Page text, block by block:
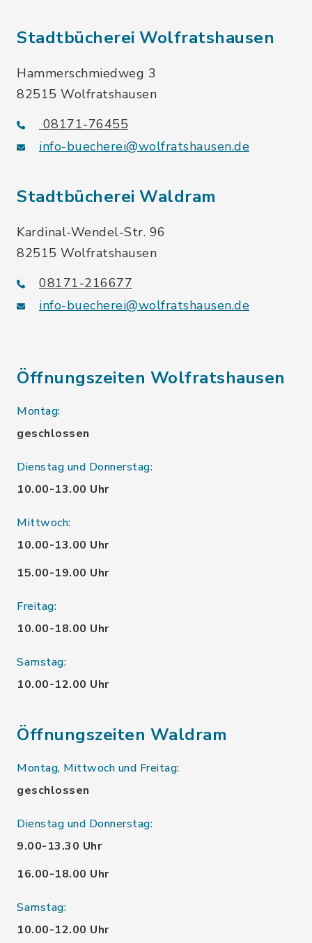
Stadtbücherei Wolfratshausen
Hammerschmiedweg 3
82515 Wolfratshausen
08171-76455
info-buecherei@wolfratshausen.de
Stadtbücherei Waldram
Kardinal-Wendel-Str. 96
82515 Wolfratshausen
08171-216677
info-buecherei@wolfratshausen.de
Öffnungszeiten Wolfratshausen
Montag:
geschlossen
Dienstag und Donnerstag:
10.00-13.00 Uhr
Mittwoch:
10.00-13.00 Uhr
15.00-19.00 Uhr
Freitag:
10.00-18.00 Uhr
Samstag:
10.00-12.00 Uhr
Öffnungszeiten Waldram
Montag, Mittwoch und Freitag:
geschlossen
Dienstag und Donnerstag:
9.00-13.30 Uhr
16.00-18.00 Uhr
Samstag:
10.00-12.00 Uhr